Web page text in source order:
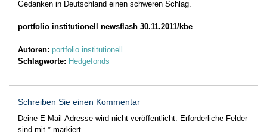
Gedanken in Deutschland einen schweren Schlag.
portfolio institutionell newsflash 30.11.2011/kbe
Autoren: portfolio institutionell
Schlagworte: Hedgefonds
Schreiben Sie einen Kommentar
Deine E-Mail-Adresse wird nicht veröffentlicht. Erforderliche Felder
sind mit * markiert